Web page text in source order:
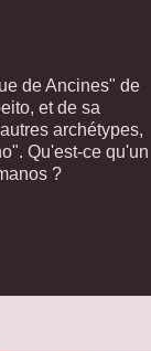
de Ancines" de
et de sa
archétypes,
Qu'est-ce qu'un
?